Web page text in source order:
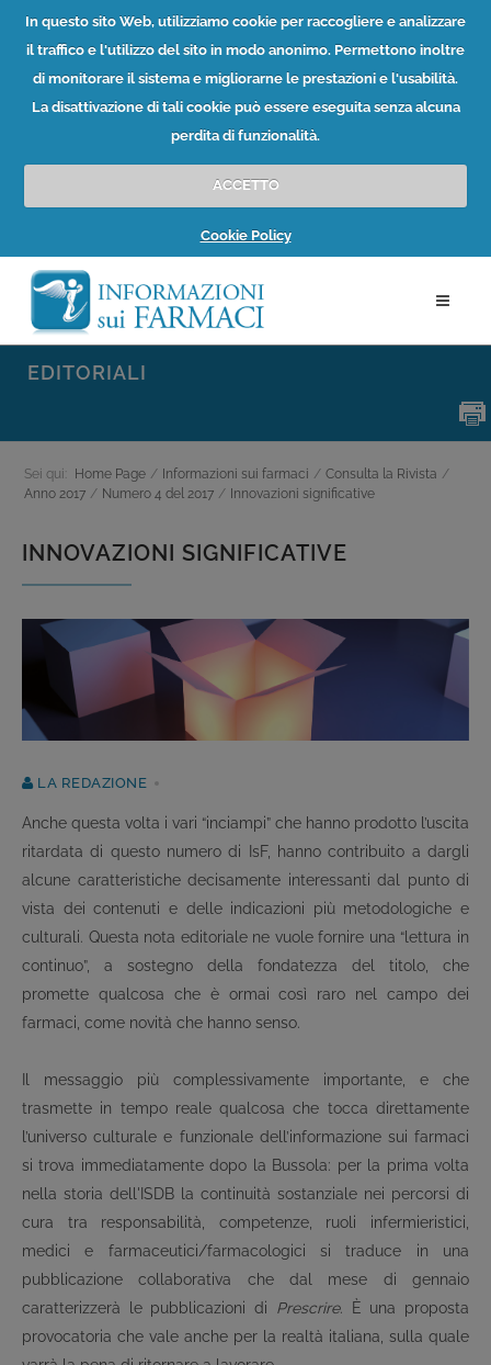
In questo sito Web, utilizziamo cookie per raccogliere e analizzare
il traffico e l'utilizzo del sito in modo anonimo. Permettono inoltre
di monitorare il sistema e migliorarne le prestazioni e l'usabilità.
La disattivazione di tali cookie può essere eseguita senza alcuna
perdita di funzionalità.
ACCETTO
Cookie Policy
EDITORIALI
Sei qui: Home Page / Informazioni sui farmaci / Consulta la Rivista /
Anno 2017 / Numero 4 del 2017 / Innovazioni significative
INNOVAZIONI SIGNIFICATIVE
LA REDAZIONE
Anche questa volta i vari “inciampi” che hanno prodotto l’uscita
ritardata di questo numero di IsF, hanno contribuito a dargli
alcune caratteristiche decisamente interessanti dal punto di
vista dei contenuti e delle indicazioni più metodologiche e
culturali. Questa nota editoriale ne vuole fornire una “lettura in
continuo”, a sostegno della fondatezza del titolo, che
promette qualcosa che è ormai così raro nel campo dei
farmaci, come novità che hanno senso.
Il messaggio più complessivamente importante, e che
trasmette in tempo reale qualcosa che tocca direttamente
l’universo culturale e funzionale dell’informazione sui farmaci
si trova immediatamente dopo la Bussola: per la prima volta
nella storia dell'ISDB la continuità sostanziale nei percorsi di
cura tra responsabilità, competenze, ruoli infermieristici,
medici e farmaceutici/farmacologici si traduce in una
pubblicazione collaborativa che dal mese di gennaio
caratterizzerà le pubblicazioni di Prescrire. È una proposta
provocatoria che vale anche per la realtà italiana, sulla quale